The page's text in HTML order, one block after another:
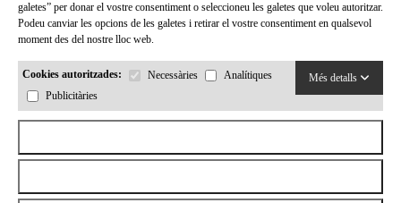
galetes” per donar el vostre consentiment o seleccioneu les galetes que voleu autoritzar.
Podeu canviar les opcions de les galetes i retirar el vostre consentiment en qualsevol
moment des del nostre lloc web.
Cookies autoritzades: Necessàries
Analítiques
Publicitàries
Més detalls